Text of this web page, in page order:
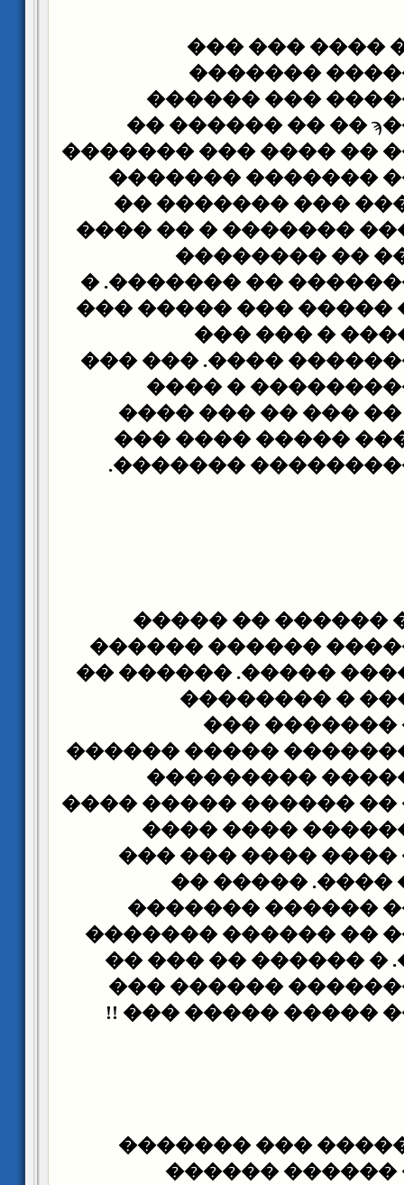
� �� �����
��������
��������
������� ����ϡ �� �� ������ ��
������ ����� ��
������� ����
��������. � ���
��� ����� ����
��� ���� ��
�������� ��������
�� �� ������ �����
���� ���
������� ���������
�������
���������� ��
��� � ���� ����
��������
� �� ����� ��
�������� ������
�� ����� ������
���� ���
�������� ��
��������. ��������
����� ��
������ ���� ��
����� ���
��������� � ����
���� ��� ���
������ �����
������ ����� ��
�� ��� �����. �
�������
��� ��������
� ��� �����
�������� ��